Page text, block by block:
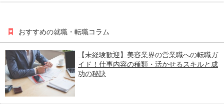
おすすめの就職・転職コラム
【未経験歓迎】美容業界の営業職への転職ガ
イド！仕事内容の種類・活かせるスキルと成
功の秘訣